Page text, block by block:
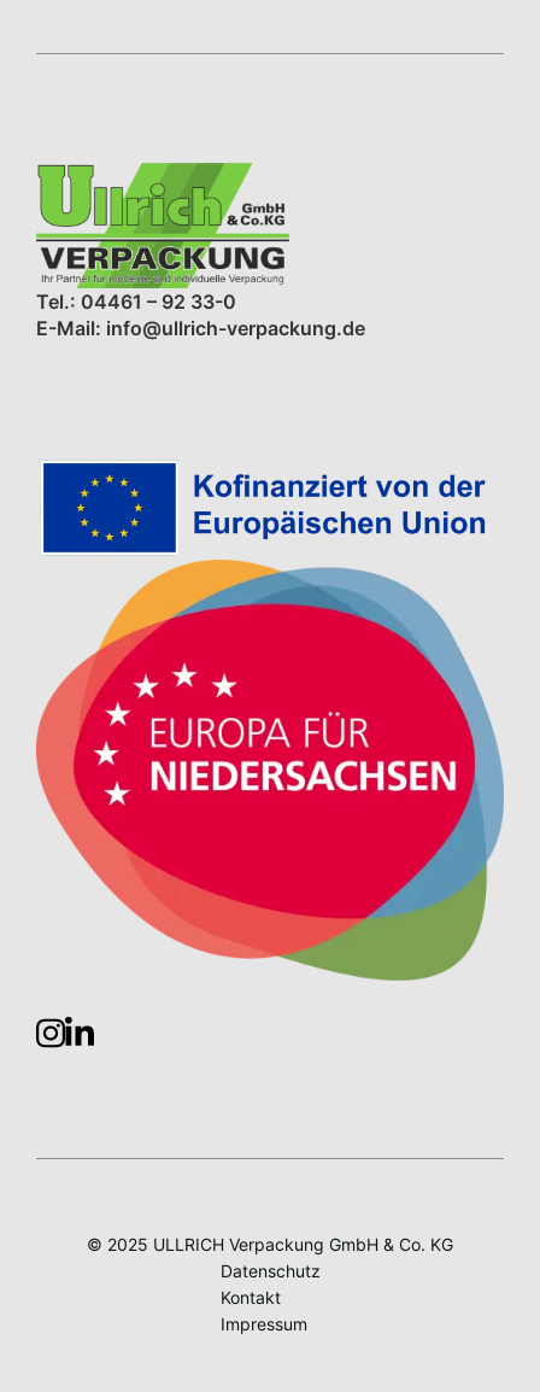
Tel.: 04461 – 92 33-0
E-Mail: info@ullrich-verpackung.de
© 2025 ULLRICH Verpackung GmbH & Co. KG
Datenschutz
Kontakt
Impressum